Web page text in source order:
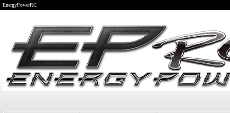
EnergyPowerRC